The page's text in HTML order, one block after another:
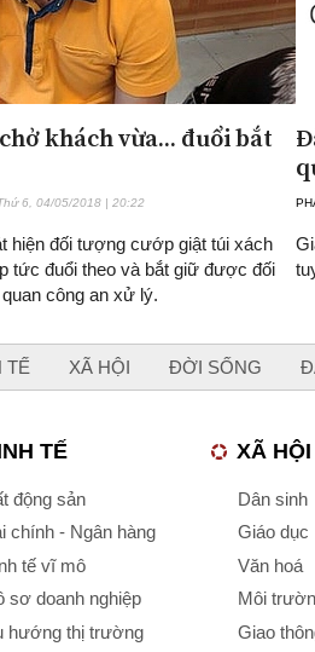
khách vừa... đuổi bắt
6, 04/05/2018 | 20:22
hiện đối tượng cướp giật túi xách
tức đuổi theo và bắt giữ được đối
công an xử lý.
TẾ XÃ HỘI ĐỜI SỐNG
TẾ
động sản
chính - Ngân hàng
tế vĩ mô
sơ doanh nghiệp
hướng thị trường
XÃ HỘI
Dân sinh
Giáo dục
Văn hoá
Môi
Giao